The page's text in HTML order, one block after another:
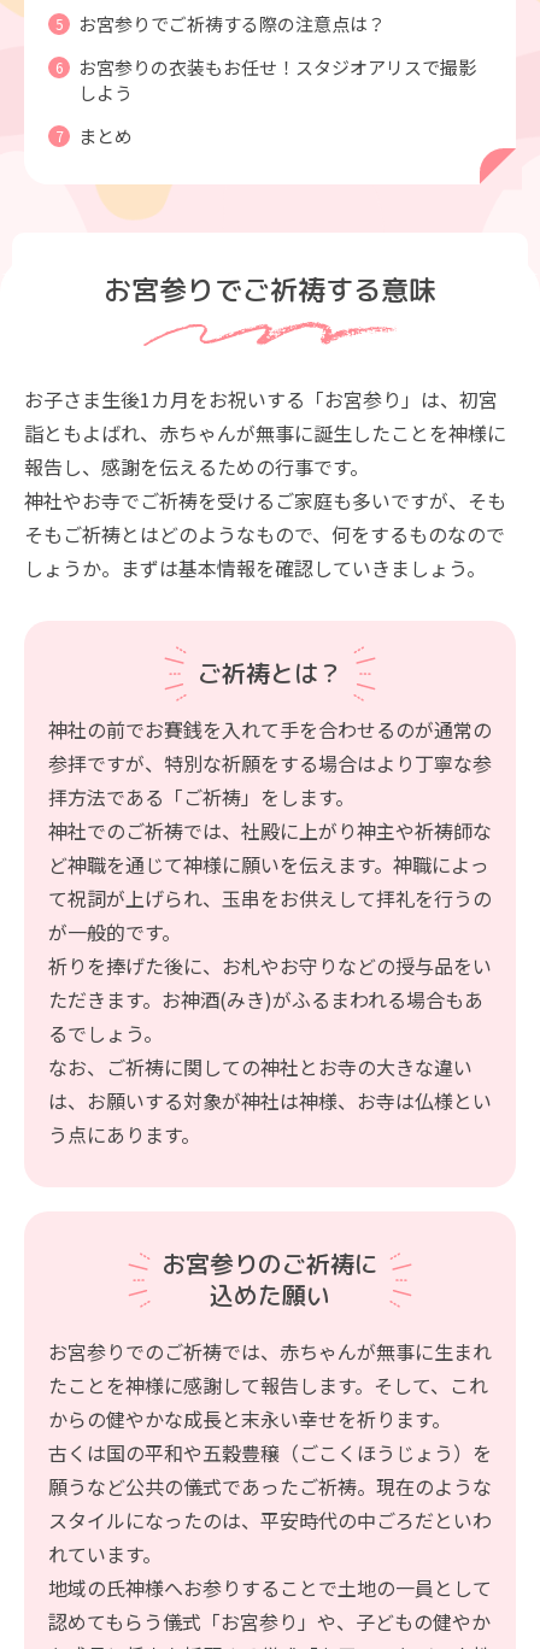
お宮参りでご祈祷する際の注意点は？
お宮参りの衣装もお任せ！スタジオアリスで撮影
しよう
まとめ
お宮参りでご祈祷する意味
お子さま生後1カ月をお祝いする「お宮参り」は、初宮
詣ともよばれ、赤ちゃんが無事に誕生したことを神様に
報告し、感謝を伝えるための行事です。
神社やお寺でご祈祷を受けるご家庭も多いですが、そも
そもご祈祷とはどのようなもので、何をするものなので
しょうか。まずは基本情報を確認していきましょう。
ご祈祷とは？
神社の前でお賽銭を入れて手を合わせるのが通常の
参拝ですが、特別な祈願をする場合はより丁寧な参
拝方法である「ご祈祷」をします。
神社でのご祈祷では、社殿に上がり神主や祈祷師な
ど神職を通じて神様に願いを伝えます。神職によっ
て祝詞が上げられ、玉串をお供えして拝礼を行うの
が一般的です。
祈りを捧げた後に、お札やお守りなどの授与品をい
ただきます。お神酒(みき)がふるまわれる場合もあ
るでしょう。
なお、ご祈祷に関しての神社とお寺の大きな違い
は、お願いする対象が神社は神様、お寺は仏様とい
う点にあります。
お宮参りのご祈祷に
込めた願い
お宮参りでのご祈祷では、赤ちゃんが無事に生まれ
たことを神様に感謝して報告します。そして、これ
からの健やかな成長と末永い幸せを祈ります。
古くは国の平和や五穀豊穣（ごこくほうじょう）を
願うなど公共の儀式であったご祈祷。現在のような
スタイルになったのは、平安時代の中ごろだといわ
れています。
地域の氏神様へお参りすることで土地の一員として
認めてもらう儀式「お宮参り」や、子どもの健やか